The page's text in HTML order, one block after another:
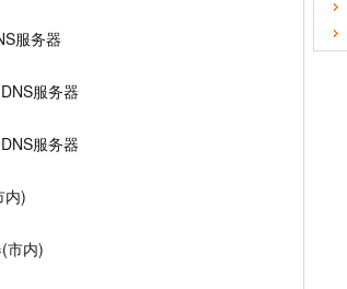
服务器
服务器
服务器
)
市内)